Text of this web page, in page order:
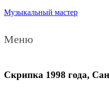
Музыкальный мастер
Меню
Скрипка 1998 года,